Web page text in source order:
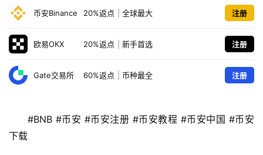
币安Binance 20%返点 全球最大 注册
欧易OKX 20%返点 新手首选 注册
Gate交易所 60%返点 币种最全 注册
#BNB #币安 #币安注册 #币安教程 #币安中国 #币安
下载